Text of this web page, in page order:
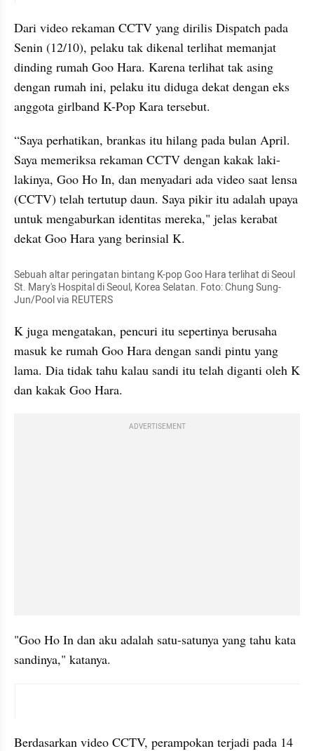
Dari video rekaman CCTV yang dirilis Dispatch pada
Senin (12/10), pelaku tak dikenal terlihat memanjat
dinding rumah Goo Hara. Karena terlihat tak asing
dengan rumah ini, pelaku itu diduga dekat dengan eks
anggota girlband K-Pop Kara tersebut.
“Saya perhatikan, brankas itu hilang pada bulan April.
Saya memeriksa rekaman CCTV dengan kakak laki-
lakinya, Goo Ho In, dan menyadari ada video saat lensa
(CCTV) telah tertutup daun. Saya pikir itu adalah upaya
untuk mengaburkan identitas mereka," jelas kerabat
dekat Goo Hara yang berinsial K.
Sebuah altar peringatan bintang K-pop Goo Hara terlihat di Seoul
St. Mary's Hospital di Seoul, Korea Selatan. Foto: Chung Sung-
Jun/Pool via REUTERS
K juga mengatakan, pencuri itu sepertinya berusaha
masuk ke rumah Goo Hara dengan sandi pintu yang
lama. Dia tidak tahu kalau sandi itu telah diganti oleh K
dan kakak Goo Hara.
ADVERTISEMENT
"Goo Ho In dan aku adalah satu-satunya yang tahu kata
sandinya," katanya.
Berdasarkan video CCTV, perampokan terjadi pada 14